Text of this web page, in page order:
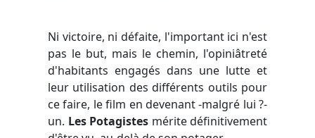
Ni victoire, ni défaite, l'important ici n'est
pas le but, mais le chemin, l'opiniâtreté
d'habitants engagés dans une lutte et
leur utilisation des différents outils pour
ce faire, le film en devenant -malgré lui ?-
un. Les Potagistes mérite définitivement